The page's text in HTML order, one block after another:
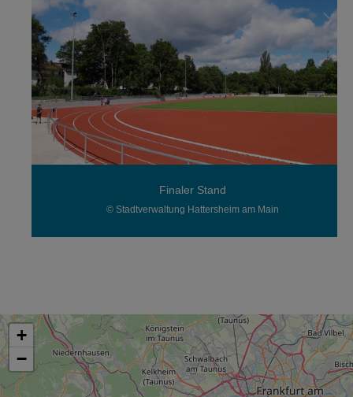
Finaler Stand
© Stadtverwaltung Hattersheim am Main
+
−